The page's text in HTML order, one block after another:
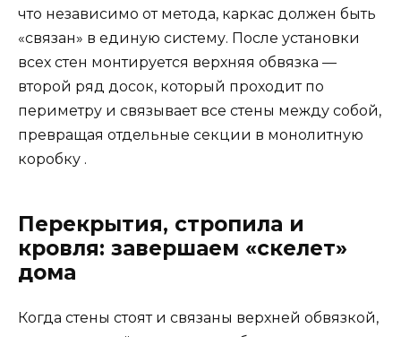
что независимо от метода, каркас должен быть
«связан» в единую систему. После установки
всех стен монтируется верхняя обвязка —
второй ряд досок, который проходит по
периметру и связывает все стены между собой,
превращая отдельные секции в монолитную
коробку .
Перекрытия, стропила и
кровля: завершаем «скелет»
дома
Когда стены стоят и связаны верхней обвязкой,